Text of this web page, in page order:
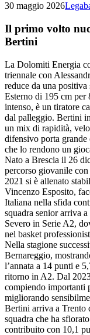
30 maggio 2026
Il primo volto
Bertini
La Dolomiti Energia
triennale con
reduce da una positiva
Esterno di 195 cm per
intenso, è un tiratore
dal palleggio. Bertini
un mix di rapidità,
difensivo porta grande
che lo rendono un
Nato a Brescia il 26
percorso giovanile
2021 si è allenato
Vincenzo Esposito,
Italiana nella sfida
squadra senior arriva
Severo in Serie A2,
nel basket
Nella stagione
Bernareggio,
l’annata a 14 punti e
ritorno in A2. Dal
compiendo importanti
migliorando
Bertini arriva a Trento
squadra che ha
contribuito con 10,1